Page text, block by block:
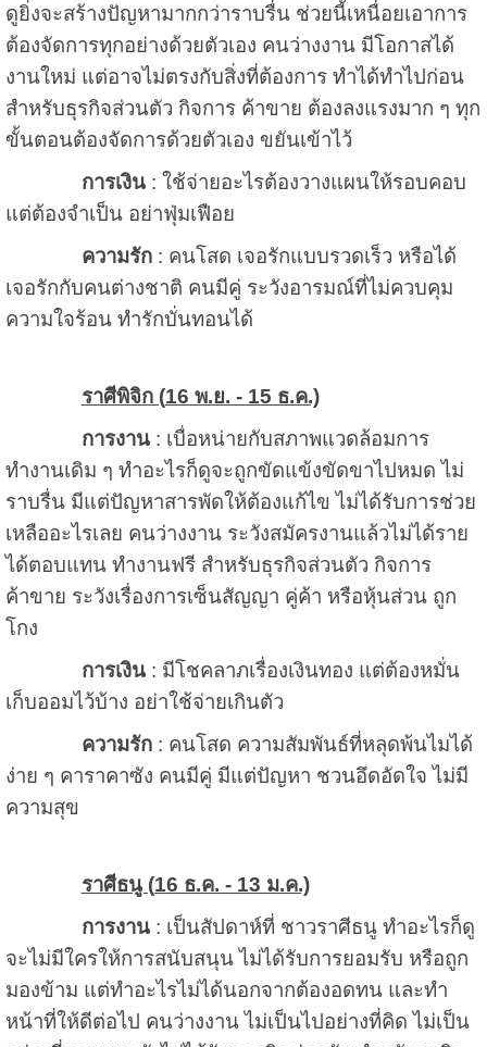
ดูยิ่งจะสร้างปัญหามากกว่าราบรื่น ช่วยนี้เหนื่อยเอาการ
ต้องจัดการทุกอย่างด้วยตัวเอง คนว่างงาน มีโอกาสได้
งานใหม่ แต่อาจไม่ตรงกับสิ่งที่ต้องการ ทำได้ทำไปก่อน
สำหรับธุรกิจส่วนตัว กิจการ ค้าขาย ต้องลงแรงมาก ๆ ทุก
ขั้นตอนต้องจัดการด้วยตัวเอง ขยันเข้าไว้
การเงิน: ใช้จ่ายอะไรต้องวางแผนให้รอบคอบ
แต่ต้องจำเป็น อย่าฟุ่มเฟือย
ความรัก: คนโสด เจอรักแบบรวดเร็ว หรือได้
เจอรักกับคนต่างชาติ คนมีคู่ ระวังอารมณ์ที่ไม่ควบคุม
ความใจร้อน ทำรักบั่นทอนได้
ราศีพิจิก (16 พ.ย. - 15 ธ.ค.)
การงาน: เบื่อหน่ายกับสภาพแวดล้อมการ
ทำงานเดิม ๆ ทำอะไรก็ดูจะถูกขัดแข้งขัดขาไปหมด ไม่
ราบรื่น มีแต่ปัญหาสารพัดให้ต้องแก้ไข ไม่ได้รับการช่วย
เหลืออะไรเลย คนว่างงาน ระวังสมัครงานแล้วไม่ได้ราย
ได้ตอบแทน ทำงานฟรี สำหรับธุรกิจส่วนตัว กิจการ
ค้าขาย ระวังเรื่องการเซ็นสัญญา คู่ค้า หรือหุ้นส่วน ถูก
โกง
การเงิน: มีโชคลาภเรื่องเงินทอง แต่ต้องหมั่น
เก็บออมไว้บ้าง อย่าใช้จ่ายเกินตัว
ความรัก: คนโสด ความสัมพันธ์ที่หลุดพ้นไมได้
ง่าย ๆ คาราคาซัง คนมีคู่ มีแต่ปัญหา ชวนอึดอัดใจ ไม่มี
ความสุข
ราศีธนู (16 ธ.ค. - 13 ม.ค.)
การงาน: เป็นสัปดาห์ที่ ชาวราศีธนู ทำอะไรก็ดู
จะไม่มีใครให้การสนับสนุน ไม่ได้รับการยอมรับ หรือถูก
มองข้าม แต่ทำอะไรไม่ได้นอกจากต้องอดทน และทำ
หน้าที่ให้ดีต่อไป คนว่างงาน ไม่เป็นไปอย่างที่คิด ไม่เป็น